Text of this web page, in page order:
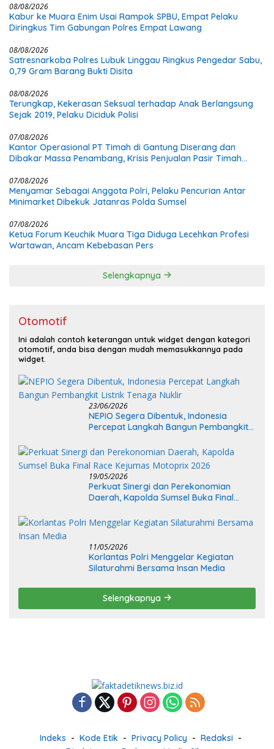
08/08/2026
Kabur ke Muara Enim Usai Rampok SPBU, Empat Pelaku
Diringkus Tim Gabungan Polres Empat Lawang
08/08/2026
Satresnarkoba Polres Lubuk Linggau Ringkus Pengedar Sabu,
0,79 Gram Barang Bukti Disita
08/08/2026
Terungkap, Kekerasan Seksual terhadap Anak Berlangsung
Sejak 2019, Pelaku Diciduk Polisi
07/08/2026
Kantor Operasional PT Timah di Gantung Diserang dan
Dibakar Massa Penambang, Krisis Penjualan Pasir Timah
07/08/2026
Menyamar Sebagai Anggota Polri, Pelaku Pencurian Antar
Minimarket Dibekuk Jatanras Polda Sumsel
07/08/2026
Ketua Forum Keuchik Muara Tiga Diduga Lecehkan Profesi
Wartawan, Ancam Kebebasan Pers
Selengkapnya
Otomotif
Ini adalah contoh keterangan untuk widget dengan kategori
otomotif, anda bisa dengan mudah memasukkannya pada
widget.
23/06/2026
NEPIO Segera Dibentuk, Indonesia
Percepat Langkah Bangun Pembangkit
19/05/2026
Perkuat Sinergi dan Perekonomian
Daerah, Kapolda Sumsel Buka Final
11/05/2026
Korlantas Polri Menggelar Kegiatan
Silaturahmi Bersama Insan Media
Selengkapnya
Indeks Kode Etik Privacy Policy
Redaksi